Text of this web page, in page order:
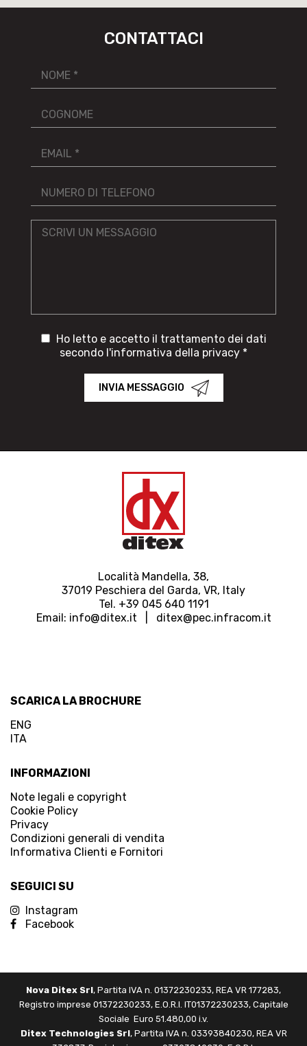
CONTATTACI
Ho letto e accetto il trattamento dei dati
secondo l'informativa della privacy *
INVIA MESSAGGIO
Località Mandella, 38,
37019 Peschiera del Garda, VR, Italy
Tel. +39 045 640 1191
Email: info@ditex.it | ditex@pec.infracom.it
SCARICA LA BROCHURE
ENG
ITA
INFORMAZIONI
Note legali e copyright
Cookie Policy
Privacy
Condizioni generali di vendita
Informativa Clienti e Fornitori
SEGUICI SU
Instagram
Facebook
Nova Ditex Srl, Partita IVA n. 01372230233, REA VR 177283,
Registro imprese 01372230233, E.O.R.I. IT01372230233, Capitale
Sociale Euro 51.480,00 i.v.
Ditex Technologies Srl, Partita IVA n. 03393840230, REA VR